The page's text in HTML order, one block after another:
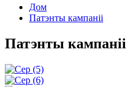
Дом
Патэнты кампаніі
Патэнты кампаніі